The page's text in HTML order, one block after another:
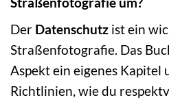
Der Datenschutz ist ein
Straßenfotografie. Das
Aspekt ein eigenes Kapitel
Richtlinien, wie du